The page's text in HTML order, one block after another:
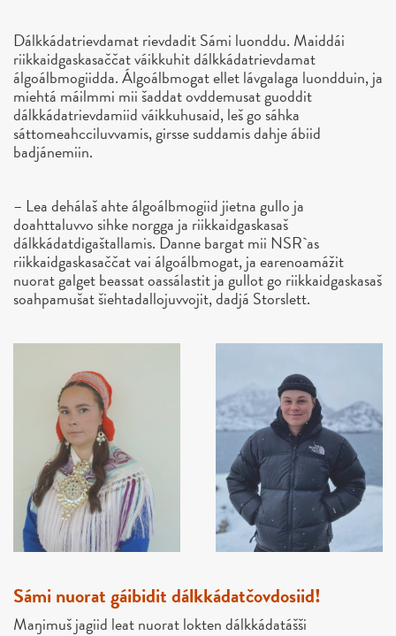
Dálkkádatrievdamat rievdadit Sámi luonddu. Maiddái
riikkaidgaskasaččat váikkuhit dálkkádatrievdamat
álgoálbmogiidda. Álgoálbmogat ellet lávgalaga luondduin, ja
miehtá máilmmi mii šaddat ovddemusat guoddit
dálkkádatrievdamiid váikkuhusaid, leš go sáhka
sáttomeahcciluvvamis, girsse suddamis dahje ábiid
badjánemiin.
– Lea dehálaš ahte álgoálbmogiid jietna gullo ja
doahttaluvvo sihke norgga ja riikkaidgaskasaš
dálkkádatdigaštallamis. Danne bargat mii NSR`as
riikkaidgaskasaččat vai álgoálbmogat, ja earenoamážit
nuorat galget beassat oassálastit ja gullot go riikkaidgaskasaš
soahpamušat šiehtadallojuvvojit, dadjá Storslett.
Sámi nuorat gáibidit dálkkádatčovdosiid!
Maŋimuš jagiid leat nuorat lokten dálkkádatášši